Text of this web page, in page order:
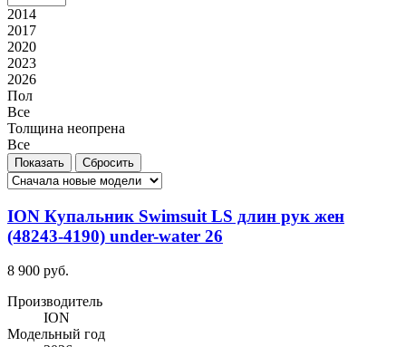
2014
2017
2020
2023
2026
Пол
Все
Толщина неопрена
Все
ION Купальник Swimsuit LS длин рук жен
(48243-4190) under-water 26
8 900 руб.
Производитель
ION
Модельный год